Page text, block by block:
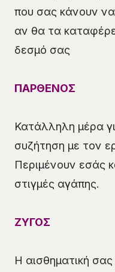
που σας κάνουν να
αν θα τα
δεσμό σας
ΠΑΡΘΕΝΟΣ
Κατάλληλη μέρα
συζήτηση με τον
Περιμένουν εσάς
στιγμές αγάπης.
ΖΥΓΟΣ
Η αισθηματική